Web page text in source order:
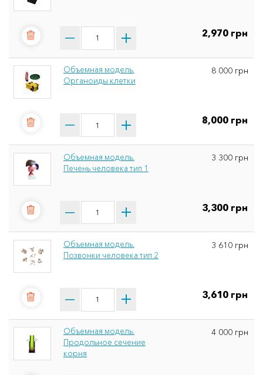
2,970 грн
Объемная модель.
Органоиды клетки
8 000 грн
8,000 грн
Объемная модель.
Печень человека тип 1
3 300 грн
3,300 грн
Объемная модель.
Позвонки человека тип 2
3 610 грн
3,610 грн
Объемная модель.
Продольное сечение
корня
4 000 грн